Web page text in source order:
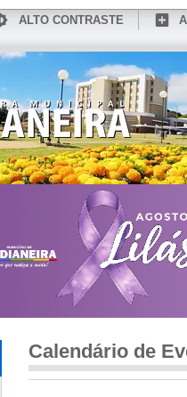
ALTO CONTRASTE
CONHEÇA MEDIANEIRA
Calendário de